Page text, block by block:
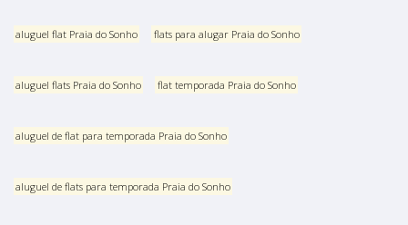
aluguel flat Praia do Sonho flats para alugar Praia do Sonho
aluguel flats Praia do Sonho flat temporada Praia do Sonho
aluguel de flat para temporada Praia do Sonho
aluguel de flats para temporada Praia do Sonho